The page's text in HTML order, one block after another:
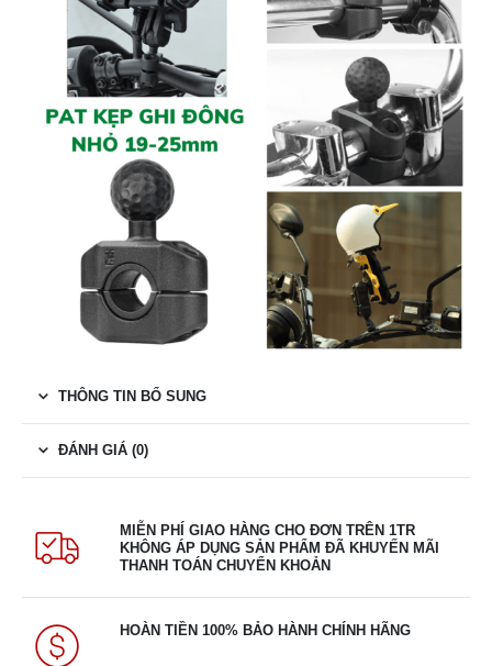
THÔNG TIN BỔ SUNG
ĐÁNH GIÁ (0)
MIỄN PHÍ GIAO HÀNG CHO ĐƠN TRÊN 1TR
KHÔNG ÁP DỤNG SẢN PHẨM ĐÃ KHUYẾN MÃI
THANH TOÁN CHUYỂN KHOẢN
HOÀN TIỀN 100% BẢO HÀNH CHÍNH HÃNG